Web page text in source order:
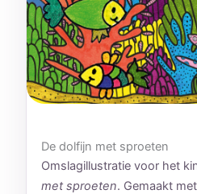
De dolfijn met sproeten
Omslagillustratie voor het
met sproeten. Gemaakt